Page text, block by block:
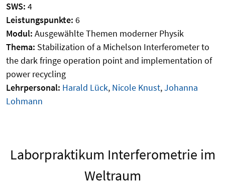
SWS: 4
Leistungspunkte: 6
Modul: Ausgewählte Themen moderner Physik
Thema: Stabilization of a Michelson Interferometer to
the dark fringe operation point and implementation of
power recycling
Lehrpersonal: Harald Lück, Nicole Knust,Johanna
Lohmann
Laborpraktikum Interferometrie im
Weltraum